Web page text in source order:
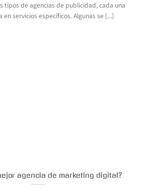
tipos de agencias de publicidad, cada una
en servicios específicos. Algunas se [...]
agencia de marketing digital?